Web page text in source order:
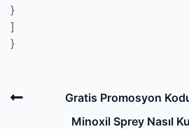
}
]
}
Post
navigation
Previous
Gratis Promosyon Kodu
Minoxil Sprey Nasıl